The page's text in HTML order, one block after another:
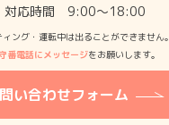
対応時間 9:00〜18:00
ィング・運転中は出ることができません。
番電話にメッセージをお願いします。
い合わせフォーム